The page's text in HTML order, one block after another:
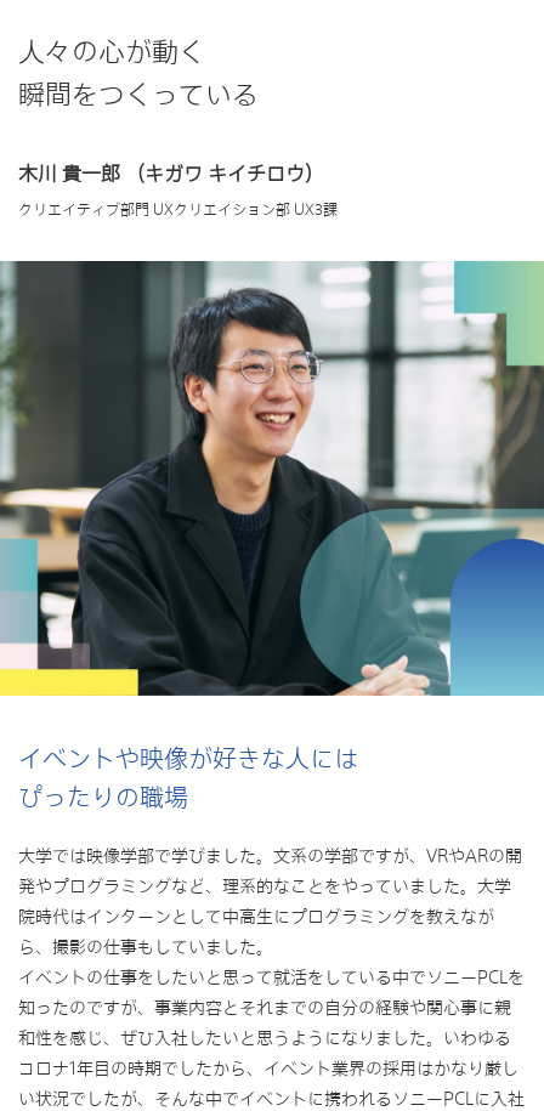
人々の心が動く
瞬間をつくっている
木川 貴一郎 （キガワ キイチロウ）
クリエイティブ部門 UXクリエイション部 UX3課
イベントや映像が好きな人には
ぴったりの職場
大学では映像学部で学びました。文系の学部ですが、VRやARの開
発やプログラミングなど、理系的なことをやっていました。大学
院時代はインターンとして中高生にプログラミングを教えなが
ら、撮影の仕事もしていました。
イベントの仕事をしたいと思って就活をしている中でソニーPCLを
知ったのですが、事業内容とそれまでの自分の経験や関心事に親
和性を感じ、ぜひ入社したいと思うようになりました。いわゆる
コロナ1年目の時期でしたから、イベント業界の採用はかなり厳し
い状況でしたが、そんな中でイベントに携われるソニーPCLに入社